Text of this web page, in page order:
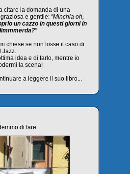
citare la domanda di una
e gentile: "Minchia oh,
un cazzo in questi giorni in
"
chiese se non fosse il caso di
Jazz.
idea e di farlo, mentre io
la scena!
a leggere il suo libro...
di fare